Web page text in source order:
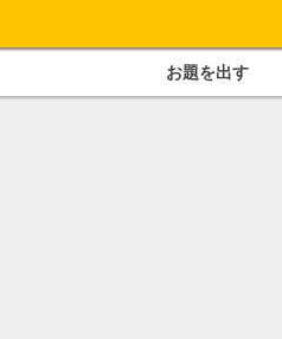
お題を出す